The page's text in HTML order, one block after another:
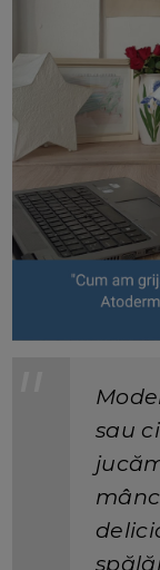
sau